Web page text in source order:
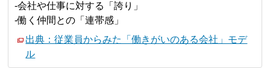
-会社や仕事に対する「誇り」
-働く仲間との「連帯感」
出典：従業員からみた「働きがいのある会社」モデ
ル